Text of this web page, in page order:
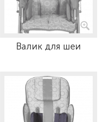
Валик для шеи